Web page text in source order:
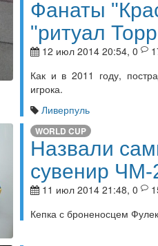
Фанаты
"ритуал
12 июл 2014 20:54, 0
Как и в 2011 году,
игрока.
Ливерпуль
WORLD CUP
Назвали
сувенир ЧМ-
11 июл 2014 21:48, 0
Кепка с броненосцем